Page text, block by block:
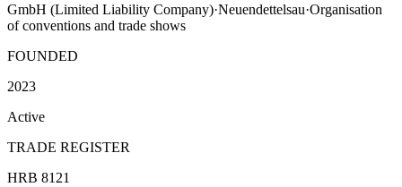
GmbH (Limited Liability Company)·Neuendettelsau·Organisation
of conventions and trade shows
FOUNDED
2023
Active
TRADE REGISTER
HRB 8121